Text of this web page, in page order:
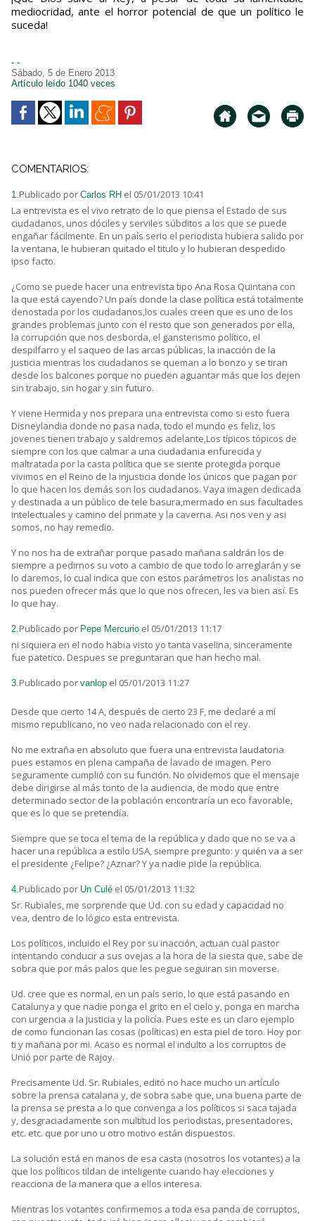
mediocridad, ante el horror potencial de que un político le
suceda!
- -
Sábado, 5 de Enero 2013
Artículo leído 1040 veces
COMENTARIOS:
1.Publicado por Carlos RH el 05/01/2013 10:41
La entrevista es el vivo retrato de lo que piensa el Estado de sus
ciudadanos, unos dóciles y serviles súbditos a los que se puede
engañar fácilmente. En un país serio el periodista hubiera salido por
la ventana, le hubieran quitado el titulo y lo hubieran despedido
ipso facto.
¿Como se puede hacer una entrevista tipo Ana Rosa Quintana con
la que está cayendo? Un país donde la clase política está totalmente
denostada por los ciudadanos,los cuales creen que es uno de los
grandes problemas junto con el resto que son generados por ella,
la corrupción que nos desborda, el gansterismo político, el
despilfarro y el saqueo de las arcas públicas, la inacción de la
justicia mientras los ciudadanos se queman a lo bonzo y se tiran
desde los balcones porque no pueden aguantar más que los dejen
sin trabajo, sin hogar y sin futuro.
Y viene Hermida y nos prepara una entrevista como si esto fuera
Disneylandia donde no pasa nada, todo el mundo es feliz, los
jovenes tienen trabajo y saldremos adelante,Los típicos tópicos de
siempre con los que calmar a una ciudadania enfurecida y
maltratada por la casta política que se siente protegida porque
vivimos en el Reino de la injusticia donde los únicos que pagan por
lo que hacen los demás son los ciudadanos. Vaya imagen dedicada
y destinada a un público de tele basura,mermado en sus facultades
intelectuales y camino del primate y la caverna. Asi nos ven y asi
somos, no hay remedio.
Y no nos ha de extrañar porque pasado mañana saldrán los de
siempre a pedirnos su voto a cambio de que todo lo arreglarán y se
lo daremos, lo cual indica que con estos parámetros los analistas no
nos pueden ofrecer más que lo que nos ofrecen, les va bien así. Es
lo que hay.
2.Publicado por Pepe Mercurio el 05/01/2013 11:17
ni siquiera en el nodo habia visto yo tanta vaselina, sinceramente
fue patetico. Despues se preguntaran que han hecho mal.
3.Publicado por vanlop el 05/01/2013 11:27
Desde que cierto 14 A, después de cierto 23 F, me declaré a mí
mismo republicano, no veo nada relacionado con el rey.
No me extraña en absoluto que fuera una entrevista laudatoria
pues estamos en plena campaña de lavado de imagen. Pero
seguramente cumplió con su función. No olvidemos que el mensaje
debe dirigirse al más tonto de la audiencia, de modo que entre
determinado sector de la población encontraría un eco favorable,
que es lo que se pretendía.
Siempre que se toca el tema de la república y dado que no se va a
hacer una república a estilo USA, siempre pregunto: y quién va a ser
el presidente ¿Felipe? ¿Aznar? Y ya nadie pide la república.
4.Publicado por Un Culé el 05/01/2013 11:32
Sr. Rubiales, me sorprende que Ud. con su edad y capacidad no
vea, dentro de lo lógico esta entrevista.
Los políticos, incluido el Rey por su inacción, actuan cual pastor
intentando conducir a sus ovejas a la hora de la siesta que, sabe de
sobra que por más palos que les pegue seguiran sin moverse.
Ud. cree que es normal, en un país serio, lo que está pasando en
Catalunya y que nadie ponga el grito en el cielo y, ponga en marcha
con urgencia a la justicia y la policía. Pues este es un claro ejemplo
de como funcionan las cosas (políticas) en esta piel de toro. Hoy por
ti y mañana por mi. Acaso es normal el indulto a los corruptos de
Unió por parte de Rajoy.
Precisamente Ud. Sr. Rubiales, editó no hace mucho un artículo
sobre la prensa catalana y, de sobra sabe que, una buena parte de
la prensa se presta a lo que convenga a los políticos si saca tajada
y, desgraciadamente son multitud los periodistas, presentadores,
etc. etc. que por uno u otro motivo están dispuestos.
La solución está en manos de esa casta (nosotros los votantes) a la
que los políticos tildan de inteligente cuando hay elecciones y
reacciona de la manera que a ellos interesa.
Mientras los votantes confirmemos a toda esa panda de corruptos,